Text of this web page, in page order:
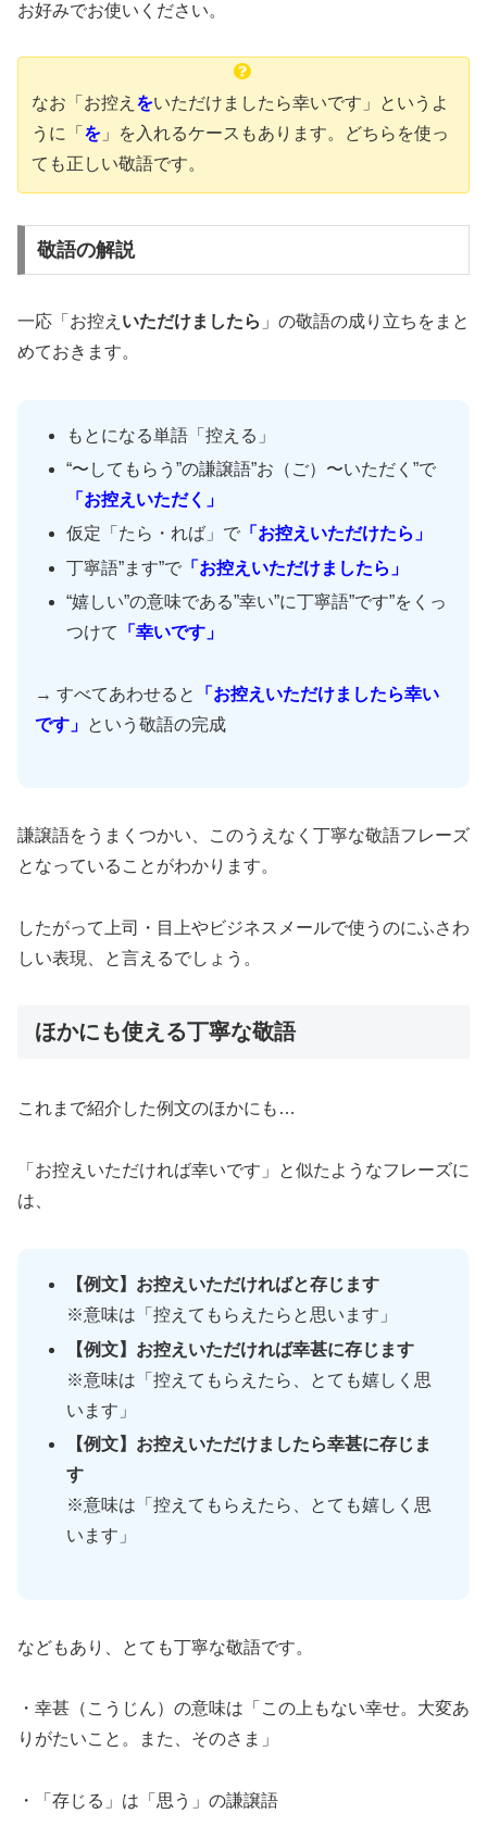
お好みでお使いください。
なお「お控え をいただけましたら幸いです」というよ
うに「 を 」を入れるケースもあります。どちらを使っ
ても正しい敬語です。
敬語の解説
一応「お控え いただけましたら 」の敬語の成り立ちをまと
めておきます。
もとになる単語「控える」
“〜してもらう”の謙譲語”お（ご）〜いただく”で
「お控えいただく」
仮定「たら・れば」で 「お控えいただけたら」
丁寧語”ます”で 「お控えいただけましたら」
“嬉しい”の意味である”幸い”に丁寧語”です”をくっ
つけて
「幸いです」
→ すべてあわせると
「お控えいただけましたら幸い
です」 という敬語の完成
謙譲語をうまくつかい、このうえなく丁寧な敬語フレーズ
となっていることがわかります。
したがって上司・目上やビジネスメールで使うのにふさわ
しい表現、と言えるでしょう。
ほかにも使える丁寧な敬語
これまで紹介した例文のほかにも…
「お控えいただければ幸いです」と似たようなフレーズに
は、
【例文】お控えいただければと存じます
※意味は「控えてもらえたらと思います」
【例文】お控えいただければ幸甚に存じます
※意味は「控えてもらえたら、とても嬉しく思
います」
【例文】お控えいただけましたら幸甚に存じま
す
※意味は「控えてもらえたら、とても嬉しく思
います」
などもあり、とても丁寧な敬語です。
・幸甚（こうじん）の意味は「この上もない幸せ。大変あ
りがたいこと。また、そのさま」
・「存じる」は「思う」の謙譲語